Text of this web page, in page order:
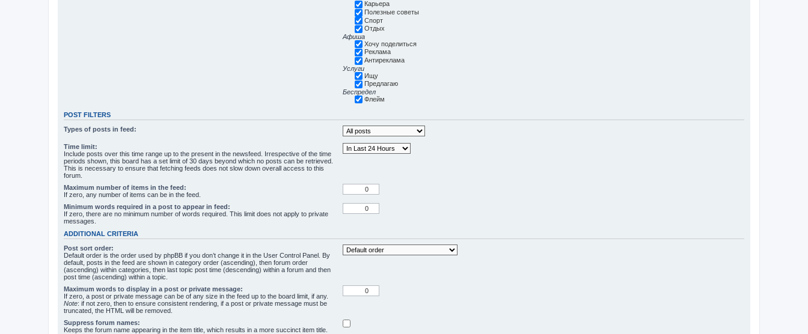
Карьера
Полезные советы
Спорт
Отдых
Афиша
Хочу поделиться
Реклама
Антиреклама
Услуги
Ищу
Предлагаю
Беспредел
Флейм
POST FILTERS
Types of posts in feed:
Time limit:
Include posts over this time range up to the present in the newsfeed. Irrespective of the time
periods shown, this board has a set limit of 30 days beyond which no posts can be retrieved.
This is necessary to ensure that fetching feeds does not slow down overall access to this
forum.
Maximum number of items in the feed:
If zero, any number of items can be in the feed.
Minimum words required in a post to appear in feed:
If zero, there are no minimum number of words required. This limit does not apply to private
messages.
ADDITIONAL CRITERIA
Post sort order:
Default order is the order used by phpBB if you don’t change it in the User Control Panel. By
default, posts in the feed are shown in category order (ascending), then forum order
(ascending) within categories, then last topic post time (descending) within a forum and then
post time (ascending) within a topic.
Maximum words to display in a post or private message:
If zero, a post or private message can be of any size in the feed up to the board limit, if any.
Note: if not zero, then to ensure consistent rendering, if a post or private message must be
truncated, the HTML will be removed.
Suppress forum names:
Keeps the forum name appearing in the item title, which results in a more succinct item title.